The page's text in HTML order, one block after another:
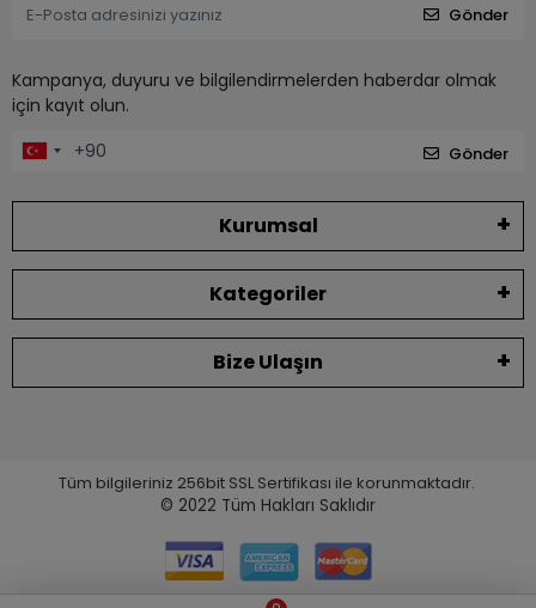
Gönder
Kampanya, duyuru ve bilgilendirmelerden haberdar olmak
için kayıt olun.
Gönder
Kurumsal
Kategoriler
Bize Ulaşın
Tüm bilgileriniz 256bit SSL Sertifikası ile korunmaktadır.
© 2022 Tüm Hakları Saklıdır